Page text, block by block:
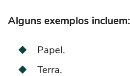
Alguns exemplos incluem:
Papel.
Terra.